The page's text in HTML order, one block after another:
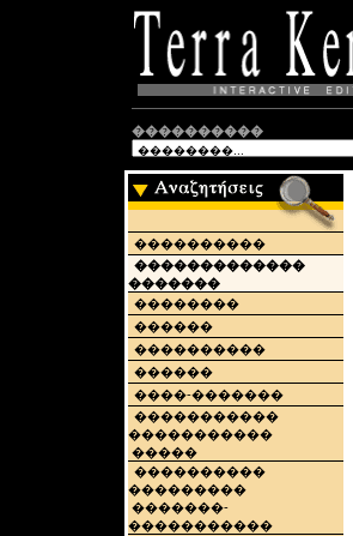
����������
����������
�������������
�������
��������
������
����������
������
����-�������
�����������
�����������
�����
����������
���������
�������-
�����������